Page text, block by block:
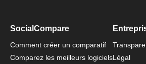
SocialCompare
Comment créer un comparatif
Comparez les meilleurs logicielsLégal